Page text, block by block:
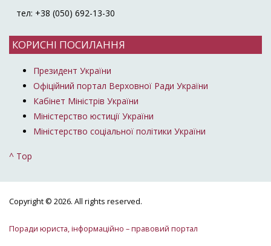
тел: +38 (050) 692-13-30
КОРИСНІ ПОСИЛАННЯ
Президент України
Офіційний портал Верховної Ради України
Кабінет Міністрів України
Міністерство юстиції України
Міністерство соціальної політики України
^ Top
Copyright © 2026. All rights reserved.
Поради юриста, інформаційно – правовий портал